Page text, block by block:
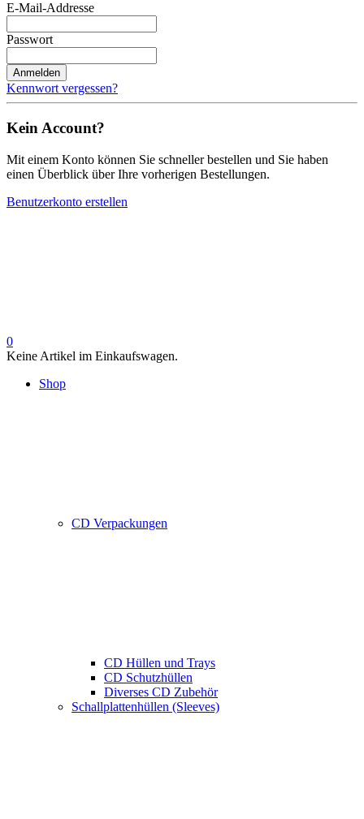
E-Mail-Addresse
Passwort
Anmelden
Kennwort vergessen?
Kein Account?
Mit einem Konto können Sie schneller bestellen und Sie haben
einen Überblick über Ihre vorherigen Bestellungen.
Benutzerkonto erstellen
0
Keine Artikel im Einkaufswagen.
Shop
CD Verpackungen
CD Hüllen und Trays
CD Schutzhüllen
Diverses CD Zubehör
Schallplattenhüllen (Sleeves)